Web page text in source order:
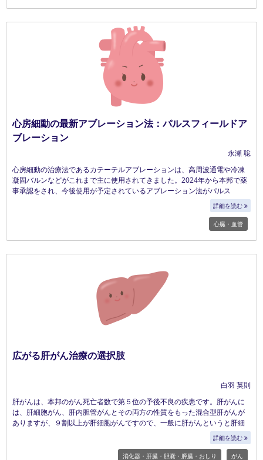
心房細動の最新アブレーション法：パルスフィールドア
ブレーション
永瀬 聡
心房細動の治療法であるカテーテルアブレーションは、高周波通電や冷凍
凝固バルンなどがこれまで主に使用されてきました。2024年から本邦で薬
事承認をされ、今後使用が予定されているアブレーション法がパルス
詳細を読む
心臓・血管
広がる肝がん治療の選択肢
白羽 英則
肝がんは、本邦のがん死亡者数で第５位の予後不良の疾患です。肝がんに
は、肝細胞がん、肝内胆管がんとその両方の性質をもった混合型肝がんが
ありますが、９割以上が肝細胞がんですので、一般に肝がんというと肝細
詳細を読む
消化器・肝臓・胆嚢・膵臓・おしり がん